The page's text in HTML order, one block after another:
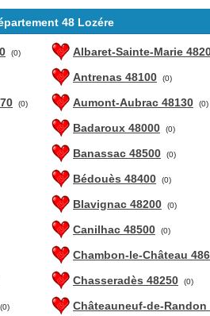
48 Lozére
(0)
(0)
(0)
Albaret-Sainte-Marie
Antrenas 48100
(0)
Aumont-Aubrac 48130 (0)
Badaroux 48000 (0)
Banassac 48500 (0)
Bédouès 48400 (0)
Blavignac 48200 (0)
Canilhac 48500 (0)
Chambon-le-Château
Chasseradès 48250
(0)
Châteauneuf-de-Randon